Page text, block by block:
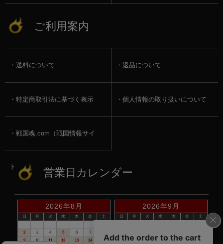
ご利用案内
送料について 返品について
特定商取引法に基づく表示 個人情報の取り扱いについて
戦国魂.com（戦国情報サイ
ト） 営業日カレンダー
2026年8月
日 月 火 水 木 金
土
2
3 4 5 6 7
9
10 11 12 13 14 15
2026年9月
日 月 火 水 木 金
土
13
14 15 16 17 18 19